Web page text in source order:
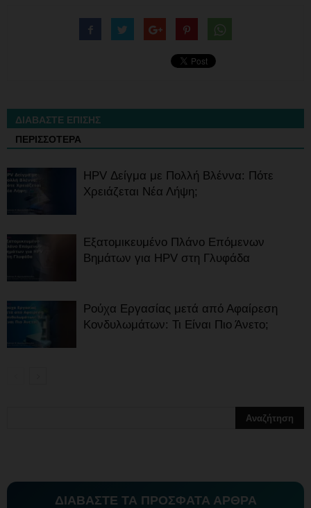
ΔΙΑΒΑΣΤΕ ΕΠΙΣΗΣ
ΠΕΡΙΣΣΟΤΕΡΑ
HPV Δείγμα με Πολλή Βλέννα: Πότε
Χρειάζεται Νέα Λήψη;
Εξατομικευμένο Πλάνο Επόμενων
Βημάτων για HPV στη Γλυφάδα
Ρούχα Εργασίας μετά από Αφαίρεση
Κονδυλωμάτων: Τι Είναι Πιο Άνετο;
ΔΙΑΒΑΣΤΕ ΤΑ ΠΡΟΣΦΑΤΑ ΑΡΘΡΑ